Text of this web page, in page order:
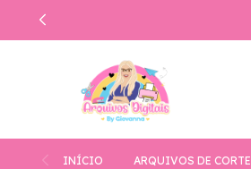
INÍCIO ARQUIVOS DE CORTE